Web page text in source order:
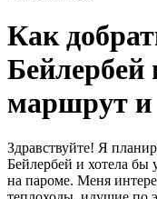
Как
Бейлербей
маршрут и
Здравствуйте! Я
Бейлербей и хотела бы
на пароме. Меня